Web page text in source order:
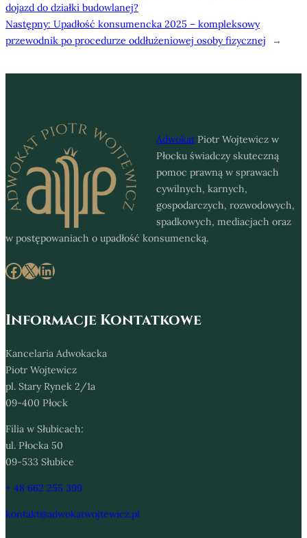
dojazd do działki budowlanej?
Następny: Upadłość konsumencka 2025 – kompleksowy
przewodnik po procedurze oddłużeniowej osoby fizycznej
→
Adwokat Piotr Wojtewicz w
Płocku świadczy skuteczną
pomoc prawną w sprawach
cywilnych, karnych,
gospodarczych, rozwodowych,
spadkowych, mediacjach oraz
w postępowaniach o upadłość konsumencką.
Facebook
X LinkedIn
Informacje Kontatkowe
Kancelaria Adwokacka
Piotr Wojtewicz
pl. Stary Rynek 2/1a
09-400 Płock
Filia w Słubicach:
ul. Płocka 50
09-533 Słubice
+ 48 662 255 399
kontakt@adwokatwojtewicz.pl